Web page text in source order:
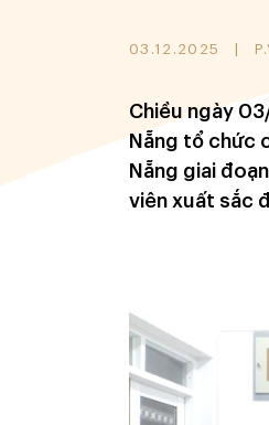
03.12.2025
Chiều ngày
Nẵng tổ chức
Nẵng giai
viên xuất sắc